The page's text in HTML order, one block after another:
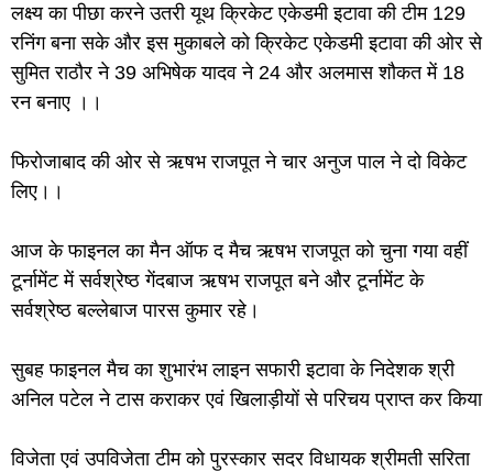
लक्ष्य का पीछा करने उतरी यूथ क्रिकेट एकेडमी इटावा की टीम 129
रनिंग बना सके और इस मुकाबले को क्रिकेट एकेडमी इटावा की ओर से
सुमित राठौर ने 39 अभिषेक यादव ने 24 और अलमास शौकत में 18
रन बनाए ।।
फिरोजाबाद की ओर से ऋषभ राजपूत ने चार अनुज पाल ने दो विकेट
लिए।।
आज के फाइनल का मैन ऑफ द मैच ऋषभ राजपूत को चुना गया वहीं
टूर्नामेंट में सर्वश्रेष्ठ गेंदबाज ऋषभ राजपूत बने और टूर्नामेंट के
सर्वश्रेष्ठ बल्लेबाज पारस कुमार रहे।
सुबह फाइनल मैच का शुभारंभ लाइन सफारी इटावा के निदेशक श्री
अनिल पटेल ने टास कराकर एवं खिलाड़ीयों से परिचय प्राप्त कर किया
विजेता एवं उपविजेता टीम को पुरस्कार सदर विधायक श्रीमती सरिता